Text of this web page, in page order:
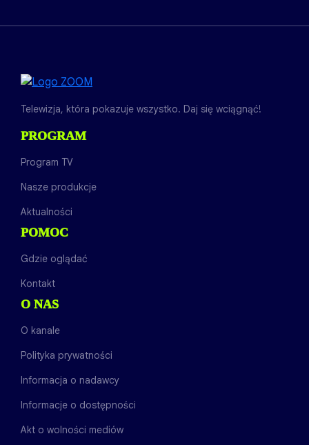
Telewizja, która pokazuje wszystko. Daj się wciągnąć!
PROGRAM
Program TV
Nasze produkcje
Aktualności
POMOC
Gdzie oglądać
Kontakt
O NAS
O kanale
Polityka prywatności
Informacja o nadawcy
Informacje o dostępności
Akt o wolności mediów